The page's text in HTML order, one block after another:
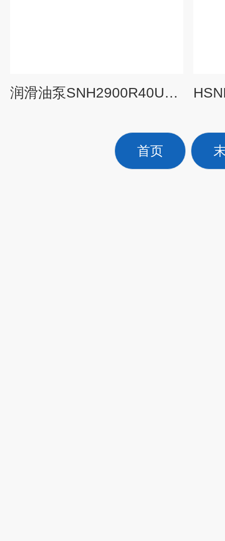
润滑油泵SNH2900R40U12.1W2 螺杆泵 油泵生产
首页